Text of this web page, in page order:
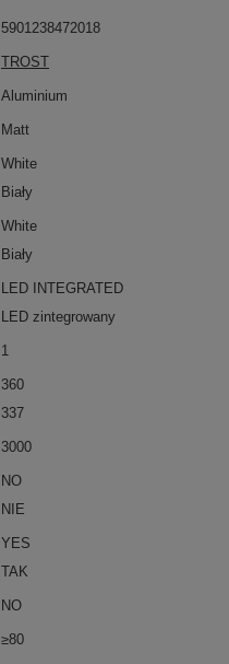
5901238472018
TROST
Aluminium
Matt
White
Biały
White
Biały
LED INTEGRATED
LED zintegrowany
1
360
337
3000
NO
NIE
YES
TAK
NO
≥80